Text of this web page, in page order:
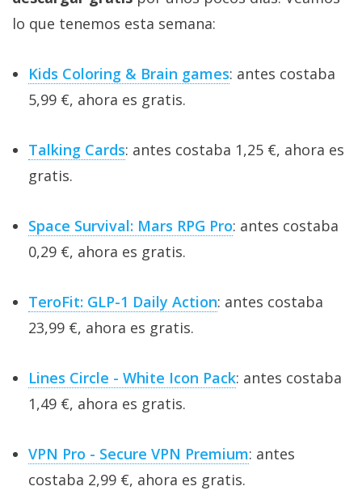
lo que tenemos esta semana:
Kids Coloring & Brain games: antes costaba
5,99 €, ahora es gratis.
Talking Cards: antes costaba 1,25 €, ahora es
gratis.
Space Survival: Mars RPG Pro: antes costaba
0,29 €, ahora es gratis.
TeroFit: GLP-1 Daily Action: antes costaba
23,99 €, ahora es gratis.
Lines Circle - White Icon Pack: antes costaba
1,49 €, ahora es gratis.
VPN Pro - Secure VPN Premium: antes
costaba 2,99 €, ahora es gratis.